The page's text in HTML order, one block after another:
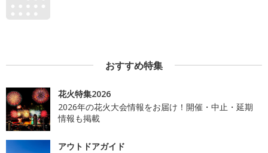
おすすめ特集
花火特集2026
2026年の花火大会情報をお届け！開催・中止・延期
情報も掲載
アウトドアガイド